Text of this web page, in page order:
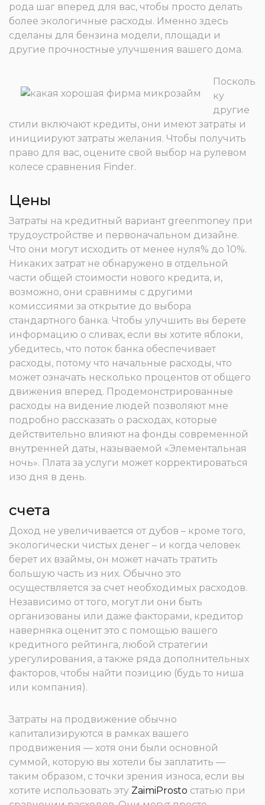
рода шаг вперед для вас, чтобы просто делать
более экологичные расходы. Именно здесь
сделаны для бензина модели, площади и
другие прочностные улучшения вашего дома.
Посколь
ку
другие
стили включают кредиты, они имеют затраты и
инициируют затраты желания. Чтобы получить
право для вас, оцените свой выбор на рулевом
колесе сравнения Finder.
Цены
Затраты на кредитный вариант greenmoney при
трудоустройстве и первоначальном дизайне.
Что они могут исходить от менее нуля% до 10%.
Никаких затрат не обнаружено в отдельной
части общей стоимости нового кредита, и,
возможно, они сравнимы с другими
комиссиями за открытие до выбора
стандартного банка. Чтобы улучшить вы берете
информацию о сливах, если вы хотите яблоки,
убедитесь, что поток банка обеспечивает
расходы, потому что начальные расходы, что
может означать несколько процентов от общего
движения вперед. Продемонстрированные
расходы на видение людей позволяют мне
подробно рассказать о расходах, которые
действительно влияют на фонды современной
внутренней даты, называемой «Элементальная
ночь». Плата за услуги может корректироваться
изо дня в день.
счета
Доход не увеличивается от дубов – кроме того,
экологически чистых денег – и когда человек
берет их взаймы, он может начать тратить
большую часть из них. Обычно это
осуществляется за счет необходимых расходов.
Независимо от того, могут ли они быть
организованы или даже факторами, кредитор
наверняка оценит это с помощью вашего
кредитного рейтинга, любой стратегии
урегулирования, а также ряда дополнительных
факторов, чтобы найти позицию (будь то ниша
или компания).
Затраты на продвижение обычно
капитализируются в рамках вашего
продвижения — хотя они были основной
суммой, которую вы хотели бы заплатить —
таким образом, с точки зрения износа, если вы
хотите использовать эту ZaimiProsto статью при